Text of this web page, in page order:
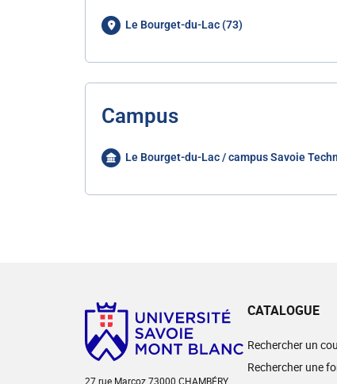
Le Bourget-du-Lac (73)
Campus
Le Bourget-du-Lac / campus Savoie
27 rue Marcoz 73000 CHAMBÉRY
CATALOGUE
Rechercher un
Rechercher une